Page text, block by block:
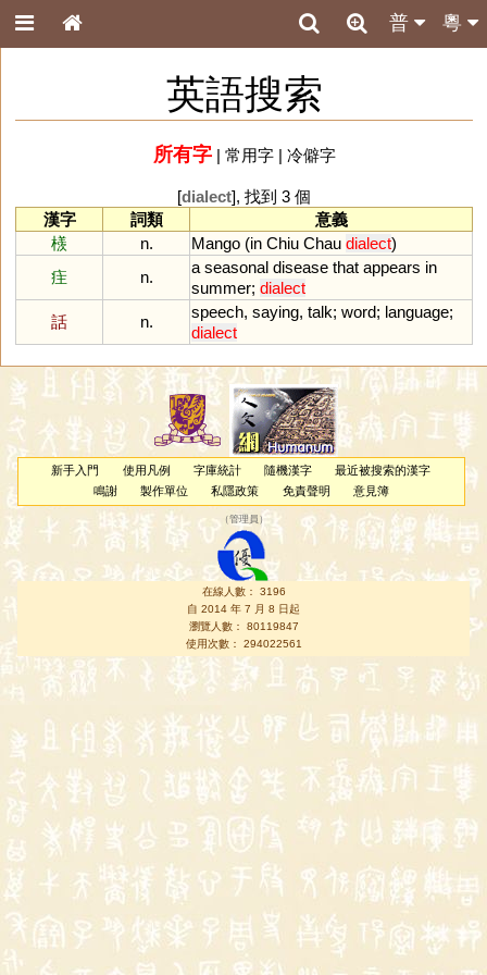
粵
普
英語搜索
所有字| 常用字| 冷僻字
[dialect], 找到 3 個
漢字
詞類
意義
檨
n. Mango (in Chiu Chau dialect)
疰
n.
a seasonal disease that appears in
summer; dialect
話
n.
speech, saying, talk; word; language;
dialect
新手入門 使用凡例 字庫統計 隨機漢字
最近被搜索的漢字
鳴謝
製作單位 私隱政策 免責聲明 意見簿
（管理員 ）
在線人數： 3196
自 2014 年 7 月 8 日起
瀏覽人數： 80119847
使用次數： 294022561